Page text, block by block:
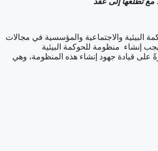
البيئية والاجتماعية والمؤسسية في مجالات
إنشاء منظومة للحوكمة البيئية
على قيادة جهود إنشاء هذه المنظومة، وهي